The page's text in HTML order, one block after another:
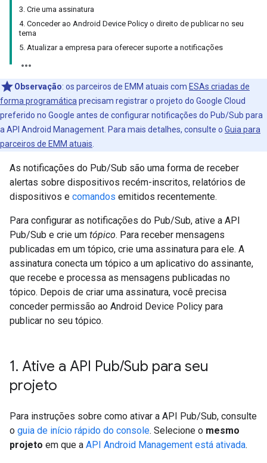
3. Crie uma assinatura
4. Conceder ao Android Device Policy o direito de publicar no seu
tema
5. Atualizar a empresa para oferecer suporte a notificações
Observação: os parceiros de EMM atuais com ESAs criadas de
forma programática precisam registrar o projeto do Google Cloud
preferido no Google antes de configurar notificações do Pub/Sub para
a API Android Management. Para mais detalhes, consulte o Guia para
parceiros de EMM atuais
As notificações do Pub/Sub são uma forma de receber
alertas sobre dispositivos recém-inscritos, relatórios de
dispositivos e comandos emitidos recentemente.
Para configurar as notificações do Pub/Sub, ative a API
Pub/Sub e crie um tópico. Para receber mensagens
publicadas em um tópico, crie uma assinatura para ele. A
assinatura conecta um tópico a um aplicativo do assinante,
que recebe e processa as mensagens publicadas no
tópico. Depois de criar uma assinatura, você precisa
conceder permissão ao Android Device Policy para
publicar no seu tópico.
1. Ative a API Pub/Sub para seu
projeto
Para instruções sobre como ativar a API Pub/Sub, consulte
o guia de início rápido do console. Selecione o mesmo
projeto em que a API Android Management está ativada.